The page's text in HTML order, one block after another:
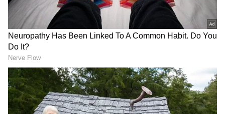
ವಿಶೇಷ ವರದಿಗಳು ಮತ್ತು ನೇರ ಪ್ರಸಾರಗಳೊಂದಿಗೆ
kannada news live) ಸಂಪೂರ್ಣ ಮಾಹಿತಿ ಒಂದೇ
ಕ್ಲಿಕ್‌ನಲ್ಲಿ ಲಭ್ಯ. ಏಷ್ಯಾನೆಟ್ ಸುವರ್ಣ ನ್ಯೂಸ್ ಅಧಿಕೃತ
ಆ್ಯಪ್ ಡೌನ್‌ಲೋಡ್ ಮಾಡಿ ಹಾಗು ಎಲ್ಲಾ ಅಪ್‌ಡೇಟ್
ಗಳನ್ನು ಪಡೆಯಿರಿ